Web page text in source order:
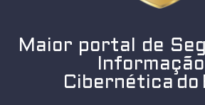
Maior portal de
Cibernética do